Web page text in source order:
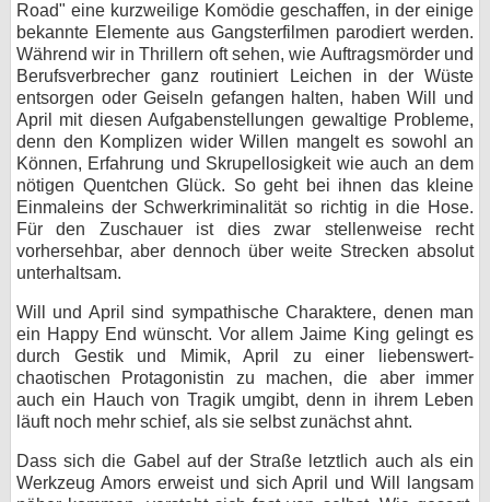
Road" eine kurzweilige Komödie geschaffen, in der einige
bekannte Elemente aus Gangsterfilmen parodiert werden.
Während wir in Thrillern oft sehen, wie Auftragsmörder und
Berufsverbrecher ganz routiniert Leichen in der Wüste
entsorgen oder Geiseln gefangen halten, haben Will und
April mit diesen Aufgabenstellungen gewaltige Probleme,
denn den Komplizen wider Willen mangelt es sowohl an
Können, Erfahrung und Skrupellosigkeit wie auch an dem
nötigen Quentchen Glück. So geht bei ihnen das kleine
Einmaleins der Schwerkriminalität so richtig in die Hose.
Für den Zuschauer ist dies zwar stellenweise recht
vorhersehbar, aber dennoch über weite Strecken absolut
unterhaltsam.
Will und April sind sympathische Charaktere, denen man
ein Happy End wünscht. Vor allem Jaime King gelingt es
durch Gestik und Mimik, April zu einer liebenswert-
chaotischen Protagonistin zu machen, die aber immer
auch ein Hauch von Tragik umgibt, denn in ihrem Leben
läuft noch mehr schief, als sie selbst zunächst ahnt.
Dass sich die Gabel auf der Straße letztlich auch als ein
Werkzeug Amors erweist und sich April und Will langsam